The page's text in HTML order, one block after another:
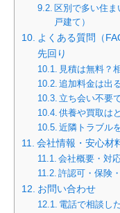
区別で多い住
戸建て）
よくある質問（
先回り
見積は無料？
追加料金は出
立ち会い不要
供養や買取は
近隣トラブル
会社情報・安心材
会社概要・対
許認可・保険
お問い合わせ
電話で相談し